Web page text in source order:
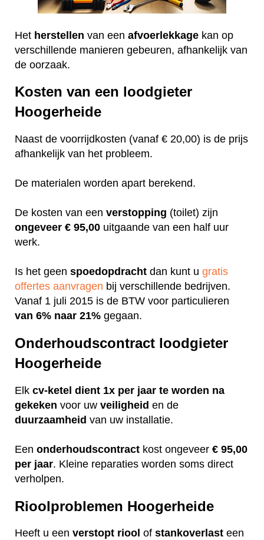
Het herstellen van een afvoerlekkage kan op
verschillende manieren gebeuren, afhankelijk van
de oorzaak.
Kosten van een loodgieter
Hoogerheide
Naast de voorrijdkosten (vanaf € 20,00) is de prijs
afhankelijk van het probleem.
De materialen worden apart berekend.
De kosten van een verstopping (toilet) zijn
ongeveer € 95,00 uitgaande van een half uur
werk.
Is het geen spoedopdracht dan kunt u gratis
offertes aanvragen bij verschillende bedrijven.
Vanaf 1 juli 2015 is de BTW voor particulieren
van 6% naar 21% gegaan.
Onderhoudscontract loodgieter
Hoogerheide
Elk cv-ketel dient 1x per jaar te worden na
gekeken voor uw veiligheid en de
duurzaamheid van uw installatie.
Een onderhoudscontract kost ongeveer € 95,00
per jaar. Kleine reparaties worden soms direct
verholpen.
Rioolproblemen Hoogerheide
Heeft u een verstopt riool of stankoverlast een